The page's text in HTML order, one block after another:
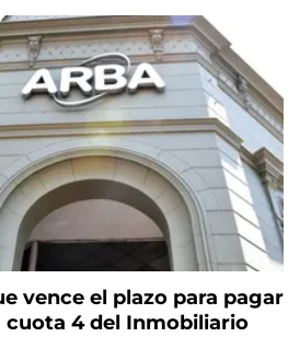
vence el plazo para pagar
cuota 4 del Inmobiliario